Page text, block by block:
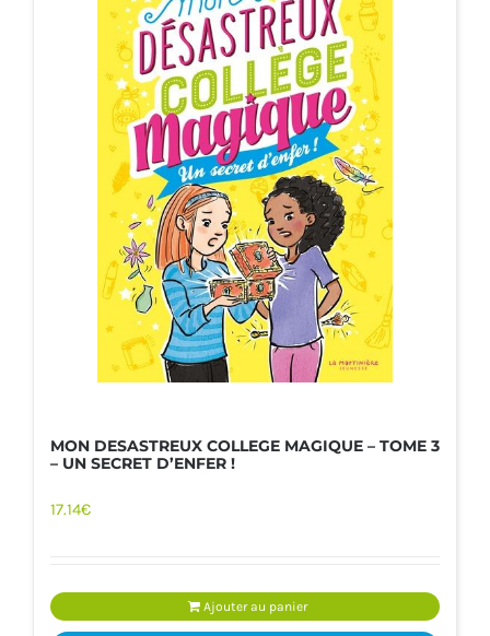
MON DESASTREUX COLLEGE MAGIQUE – TOME 3
– UN SECRET D’ENFER !
17.14€
Ajouter au panier